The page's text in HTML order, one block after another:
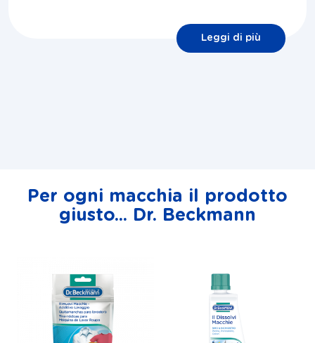
Leggi di più
Per ogni macchia il prodotto
giusto... Dr. Beckmann